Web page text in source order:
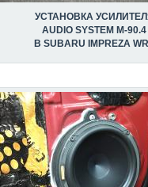
УСТАНОВКА
AUDIO SYSTEM M-90.4
В SUBARU IMPREZA